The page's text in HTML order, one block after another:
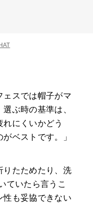
ェスでは帽子がマ
ぶ時の基準は、
にくいかどう
ベストです。」
りたためたり、洗
ていたら言うこ
性も妥協できない